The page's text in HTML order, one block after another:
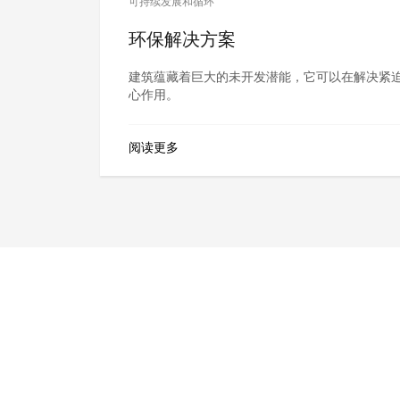
环保解决方案
建筑蕴藏着巨大的未开发潜能，它可以在解决紧
心作用。
阅读更多